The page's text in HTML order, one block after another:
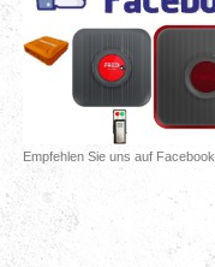
Empfehlen Sie uns auf Facebook